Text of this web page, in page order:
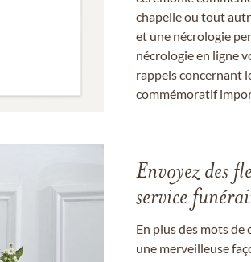
chapelle ou tout
et une nécrologie
nécrologie en ligne
rappels concernant
commémoratif
Envoyez des
service
En plus des mots
une merveilleuse